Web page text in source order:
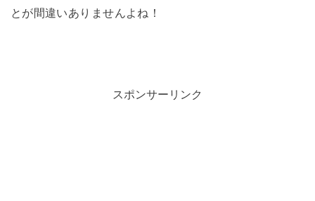
とが間違いありませんよね！
スポンサーリンク